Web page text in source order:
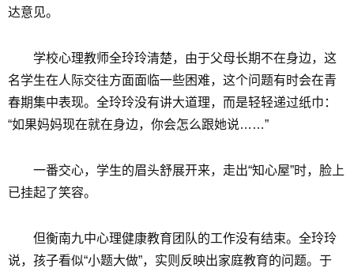
达意见。
学校心理教师全玲玲清楚，由于父母长期不在身边，这
名学生在人际交往方面面临一些困难，这个问题有时会在青
春期集中表现。全玲玲没有讲大道理，而是轻轻递过纸巾：
“如果妈妈现在就在身边，你会怎么跟她说……”
一番交心，学生的眉头舒展开来，走出“知心屋”时，脸上
已挂起了笑容。
但衡南九中心理健康教育团队的工作没有结束。全玲玲
说，孩子看似“小题大做”，实则反映出家庭教育的问题。于